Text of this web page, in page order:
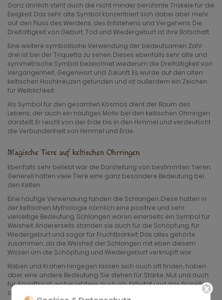
Ganz ähnlich steht auch die nicht minder berühmte Triskele für die
Ewigkeit. Das sehr alte Symbol konzentriert sich dabei aber mehr
auf den Fluss des Werdens, des Entstehens und Vergehens. Die
Dreifaltigkeit von Geburt, Tod und Wiedergeburt ist ihre Botschaft.
Eine weitere symbolische Verwendung der bedeutsamen Zahl
drei ist bei der Triquetta zu sehen. Dieses ebenfalls sehr alte und
symmetrische Symbol bezeichnet wiederum die Dreifaltigkeit von
Vergangenheit, Gegenwart und Zukunft. Es wurde auf den alten
keltischen Hochkreuzen gefunden und ist außerdem ein Zeichen
für Weiblichkeit.
Als Symbol für den gesamten Kosmos dient der Baum des
Lebens, der auch ein häufiges Motiv bei den keltischen Ohrringen
darstellt. Er reicht von der Erde bis in den Himmel und verdeutlicht
die Verbundenheit von Himmel und Erde.
Magische Tiere auf keltischen Ohrringen
Ebenfalls sehr beliebt war die Darstellung von bestimmten Tieren.
Generell hatten viele Tiere eine ganz besondere Bedeutung bei
den Kelten.
Eine häufige Verwendung fanden die Schlangen. Diese hatten in
der keltischen Mythologie nämlich eine positive und sehr
vielseitige Bedeutung. Schlangen waren einerseits ein Symbol für
Weisheit. Andererseits standen sie auch für die Schöpfung, für
Wiedergeburt und sogar für Fruchtbarkeit. Das alles gehörte
zusammen, da die Weisheit der Schlangen mit eben diesem
Wissen um die Schöpfung und Wiedergeburt verknüpft war.
Raben und Krähen hingegen lassen sich auch oft finden, haben
aber eine andere Bedeutung. Sie stehen für Stärke, Mut und auch
für Angriffslust, wobei letztere auch als Aktivität und das Ergreifen
der Initiative verstanden werden kann.